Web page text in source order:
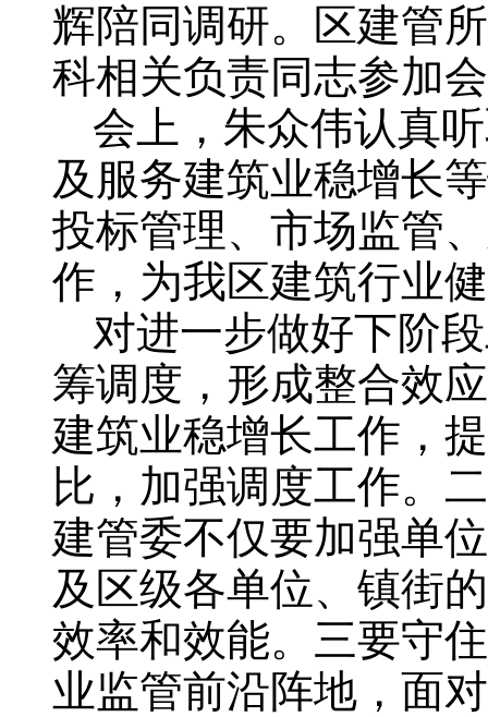
辉陪同调研。区建管
科相关负责同志参加
会上，朱众伟认真
及服务建筑业稳增长
投标管理、市场监管
作，为我区建筑行业
对进一步做好下阶
筹调度，形成整合效
建筑业稳增长工作，
比，加强调度工作。
建管委不仅要加强单
及区级各单位、镇街
效率和效能。三要守
业监管前沿阵地，面